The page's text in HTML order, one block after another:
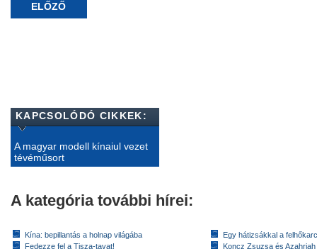
ELŐZŐ
KAPCSOLÓDÓ CIKKEK:
A magyar modell kínaiul vezet
tévéműsort
A kategória további hírei:
Kína: bepillantás a holnap világába
Fedezze fel a Tisza-tavat!
Egy hátizsákkal a
Koncz Zsuzsa és